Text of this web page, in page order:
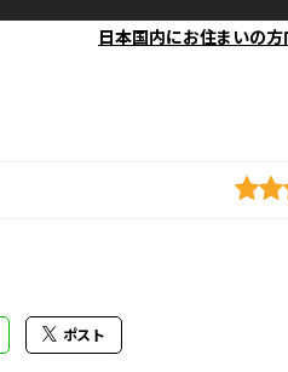
日本国内にお住まいの方
ポスト